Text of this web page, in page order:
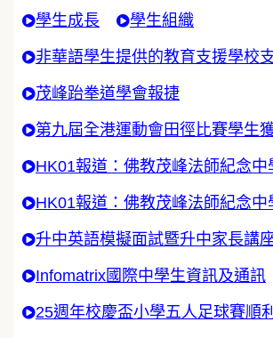
學生成長 學生組織
非華語學生提供的教育支援學校
茂峰跆拳道學會報捷
第九屆全港運動會田徑比賽學生
HK01報道：佛教茂峰法師紀念中
HK01報道：佛教茂峰法師紀念中
升中英語模擬面試暨升中家長講
Infomatrix國際中學生資訊及通訊
25週年校慶盃小學五人足球賽順利